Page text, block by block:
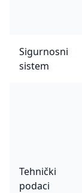
Sigurnosni
sistem
Tehnički
podaci